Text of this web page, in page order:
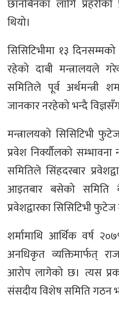
छानबिनका लागि प्रहरीको
थियो।
सिसिटिभीमा १३
रहेको दाबी मन्त्रालयले
समितिले पूर्व अर्थमन्त्री
जानकार नरहेको भन्दै
मन्त्रालयको सिसिटिभी
प्रवेश निर्क्यौलको
समितिले सिंहदरबार
आइतबार बसेको समिति
प्रवेशद्वारका सिसिटिभी
शर्मामाथि आर्थिक वर्ष
अनधिकृत व्यक्तिमार्फत्
आरोप लागेको छ। त्यस
संसदीय विशेष समिति गठन